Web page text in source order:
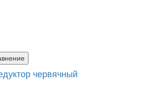
червячный